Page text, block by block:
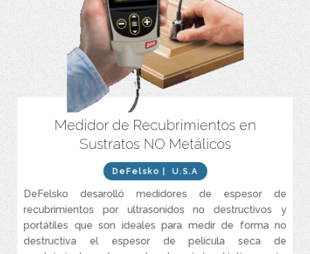
Medidor de Recubrimientos en
Sustratos NO Metálicos
DeFelsko| U.S.A
DeFelsko desarolló medidores de espesor de
recubrimientos por ultrasonidos no destructivos y
portátiles que son ideales para medir de forma no
destructiva el espesor de película seca de
PosiTector 200 – Medidores de espesor de recubrimiento para
sustratos no metálicos
pueden detectar la interfaz entre capas de recubrimientos
diferentes o idénticos, siempre que se permita que la capa inicial
se cure por completo antes de la aplicación de la capa siguiente
Cumple con normatividad ASTM D6132 e ISO 2808